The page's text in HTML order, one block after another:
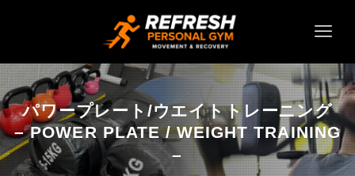
パワープレート/ウエイトトレーニング
– POWER PLATE / WEIGHT TRAINING
–